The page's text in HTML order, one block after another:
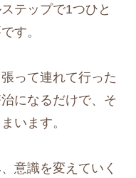
テップで1つひと
す。
って連れて行った
になるだけで、そ
います。
意識を変えていく